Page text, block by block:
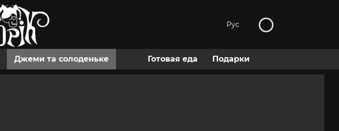
Рус
Джеми та солоденьке Готовая еда Подарки